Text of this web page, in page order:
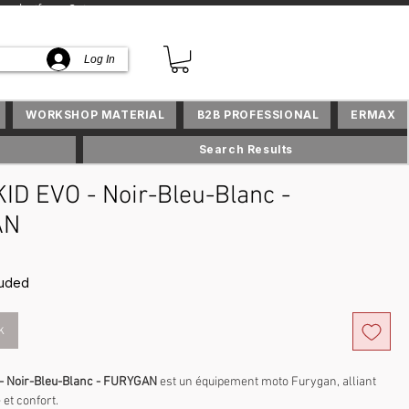
en Suisse
Log In
EVO - Noir-Bleu-Blanc -
- Noir-Bleu-Blanc - FURYGANest un équipement moto Furygan, alliant
confort.
WORKSHOP MATERIAL B2B PROFESSIONAL ERMAX
Search Results